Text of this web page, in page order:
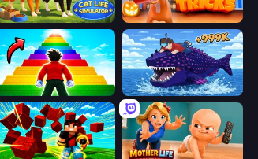
Cat Life Simulator 3D Doggy Tricks
Obby Highest Jump Ever Obby Fish Challenge: Ride